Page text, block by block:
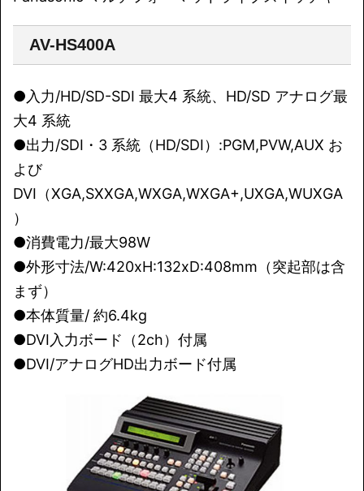
AV-HS400A
●入力/HD/SD-SDI 最大4 系統、HD/SD アナログ最
大4 系統
●出力/SDI・3 系統（HD/SDI）:PGM,PVW,AUX お
よび
DVI（XGA,SXXGA,WXGA,WXGA+,UXGA,WUXGA
）
●消費電力/最大98W
●外形寸法/W:420xH:132xD:408mm（突起部は含
まず）
●本体質量/ 約6.4kg
●DVI入力ボード（2ch）付属
●DVI/アナログHD出力ボード付属